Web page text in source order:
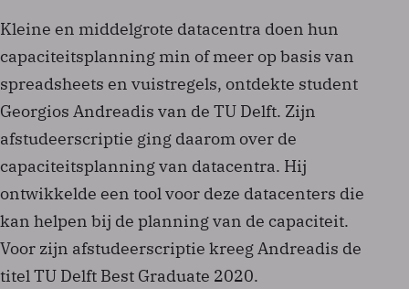
Kleine en middelgrote datacentra doen hun
capaciteitsplanning min of meer op basis van
spreadsheets en vuistregels, ontdekte student
Georgios Andreadis van de TU Delft. Zijn
afstudeerscriptie ging daarom over de
capaciteitsplanning van datacentra. Hij
ontwikkelde een tool voor deze datacenters die
kan helpen bij de planning van de capaciteit.
Voor zijn afstudeerscriptie kreeg Andreadis de
titel TU Delft Best Graduate 2020.